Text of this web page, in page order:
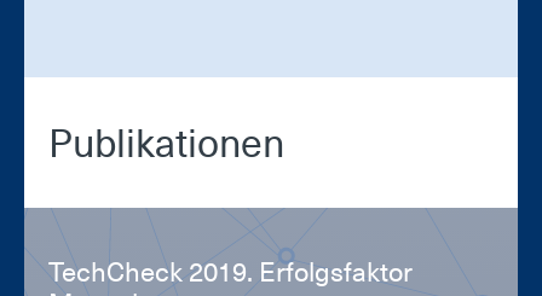
Pu­bli­ka­tio­nen
Tech­Check 2019. Er­folgs­fak­tor